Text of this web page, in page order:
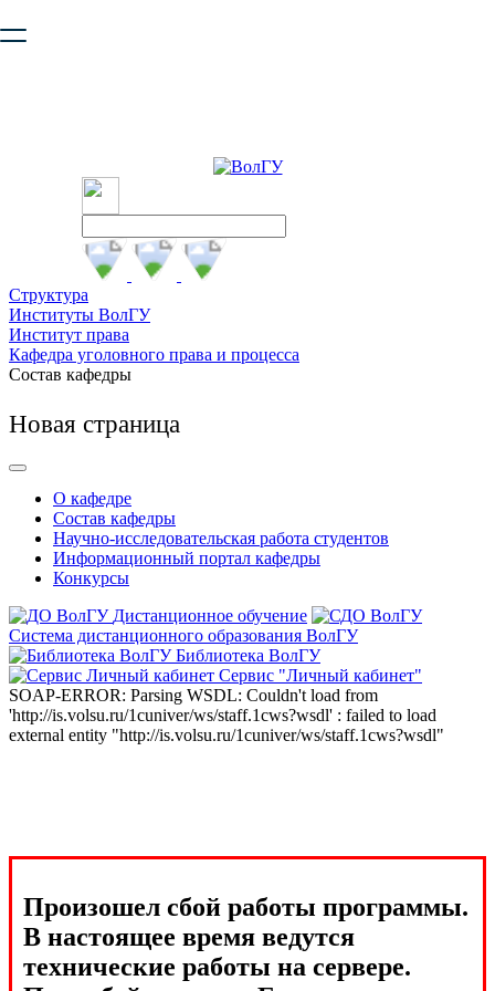
безопасную работу с сайтом. Пожалуйста
Структура
Институты ВолГУ
Институт права
Кафедра уголовного права и процесса
Состав кафедры
Новая страница
О кафедре
Состав кафедры
Научно-исследовательская работа студентов
Информационный портал кафедры
Конкурсы
Дистанционное обучение
Система дистанционного образования ВолГУ
Библиотека ВолГУ
Сервис "Личный кабинет"
SOAP-ERROR: Parsing WSDL: Couldn't load from
'http://is.volsu.ru/1cuniver/ws/staff.1cws?wsdl' : failed to load
external entity "http://is.volsu.ru/1cuniver/ws/staff.1cws?wsdl"
Произошел сбой работы программы.
В настоящее время ведутся
технические работы на сервере.